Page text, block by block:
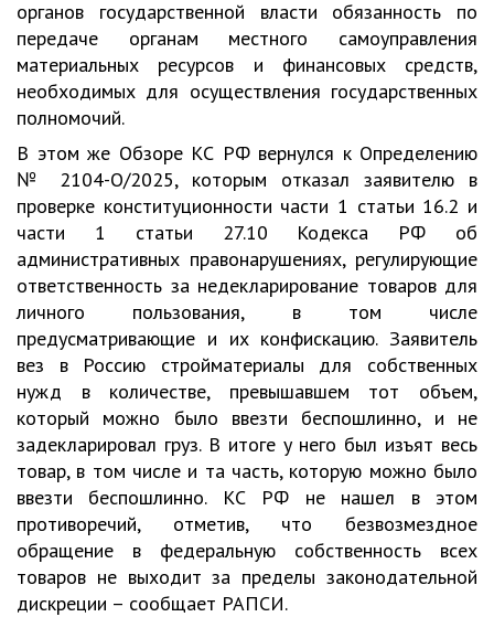
органов государственной власти обязанность по
передаче органам местного самоуправления
материальных ресурсов и финансовых средств,
необходимых для осуществления государственных
полномочий.
В этом же Обзоре КС РФ вернулся к Определению
№ 2104-О/2025, которым отказал заявителю в
проверке конституционности части 1 статьи 16.2 и
части 1 статьи 27.10 Кодекса РФ об
административных правонарушениях, регулирующие
ответственность за недекларирование товаров для
личного пользования, в том числе
предусматривающие и их конфискацию. Заявитель
вез в Россию стройматериалы для собственных
нужд в количестве, превышавшем тот объем,
который можно было ввезти беспошлинно, и не
задекларировал груз. В итоге у него был изъят весь
товар, в том числе и та часть, которую можно было
ввезти беспошлинно. КС РФ не нашел в этом
противоречий, отметив, что безвозмездное
обращение в федеральную собственность всех
товаров не выходит за пределы законодательной
дискреции – сообщает РАПСИ.